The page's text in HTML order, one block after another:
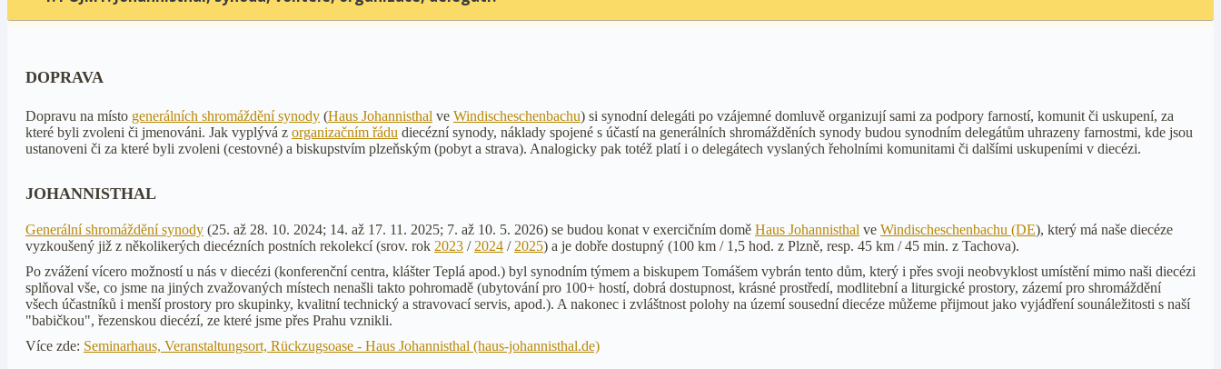
DOPRAVA
Dopravu na místo generálních shromáždění synody (Haus Johannisthal ve Windischeschenbachu) si synodní delegáti po vzájemné domluvě organizují sami za podpory farností, komunit či uskupení, za
které byli zvoleni či jmenováni. Jak vyplývá z organizačním řádu diecézní synody, náklady spojené s účastí na generálních shromážděních synody budou synodním delegátům uhrazeny farnostmi, kde jsou
ustanoveni či za které byli zvoleni (cestovné) a biskupstvím plzeňským (pobyt a strava). Analogicky pak totéž platí i o delegátech vyslaných řeholními komunitami či dalšími uskupeními v diecézi.
JOHANNISTHAL
Generální shromáždění synody (25. až 28. 10. 2024; 14. až 17. 11. 2025; 7. až 10. 5. 2026) se budou konat v exercičním domě Haus Johannisthal ve Windischeschenbachu (DE), který má naše diecéze
vyzkoušený již z několikerých diecézních postních rekolekcí (srov. rok 2023 / 2024 / 2025) a je dobře dostupný (100 km / 1,5 hod. z Plzně, resp. 45 km / 45 min. z Tachova).
Po zvážení vícero možností u nás v diecézi (konferenční centra, klášter Teplá apod.) byl synodním týmem a biskupem Tomášem vybrán tento dům, který i přes svoji neobvyklost umístění mimo naši diecézi
splňoval vše, co jsme na jiných zvažovaných místech nenašli takto pohromadě (ubytování pro 100+ hostí, dobrá dostupnost, krásné prostředí, modlitební a liturgické prostory, zázemí pro shromáždění
všech účastníků i menší prostory pro skupinky, kvalitní technický a stravovací servis, apod.). A nakonec i zvláštnost polohy na území sousední diecéze můžeme přijmout jako vyjádření sounáležitosti s naší
"babičkou", řezenskou diecézí, ze které jsme přes Prahu vznikli.
Více zde: Seminarhaus, Veranstaltungsort, Rückzugsoase - Haus Johannisthal (haus-johannisthal.de)